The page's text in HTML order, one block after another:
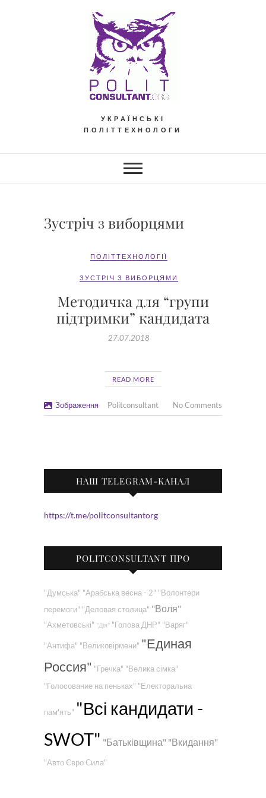
УКРАЇНСЬКІ
ПОЛІТТЕХНОЛОГИ
Зустріч з виборцями
ПОЛІТТЕХНОЛОГІЇ
ЗУСТРІЧ З ВИБОРЦЯМИ
Методичка для “групи
підтримки” кандидата
27.07.2018
READ MORE
Зображення Politconsultant No Comments
НАШ TELEGRAM-КАНАЛ
https://t.me/politconsultantorg
POLITCONSULTANT ПРО
"Думська" "Арабська весна - 2" "Волонтери
перемоги" "Деловая столица" "Воля"
"Ахметовські" "Дія" "Голова ДНР" "Варяг"
"Антифа" "Великовірмени" "Единая
Россия" "Гречка" "Велика сімка"
"Голосование на пеньках" "Електоральна
пам'ять" "Всі кандидати -
SWOT" "Батьківщина" "Вкидання"
"Авто Євро Сила"